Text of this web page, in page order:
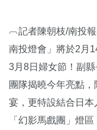
︹記者陳朝枝/南投
南投燈會」將於2月
3月8日婦女節！副
團隊揭曉今年亮點
宴，更特設結合日本
「幻影馬戲團」燈